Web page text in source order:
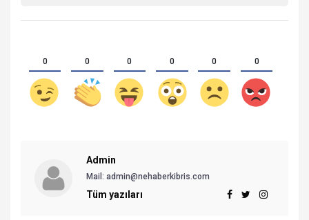
0 0 0 0 0 0
Admin
Mail: admin@nehaberkibris.com
Tüm yazıları